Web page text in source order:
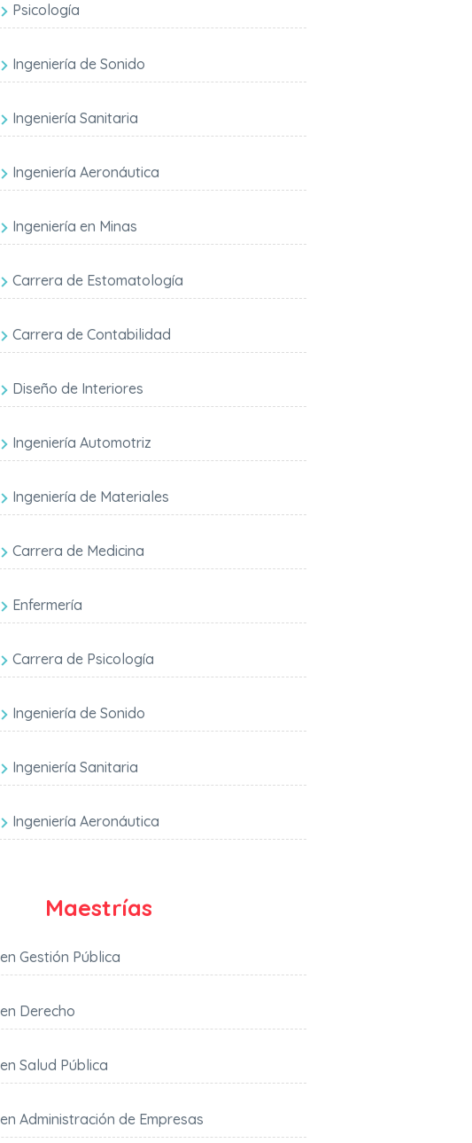
Psicología
Ingeniería de Sonido
Ingeniería Sanitaria
Ingeniería Aeronáutica
Ingeniería en Minas
Carrera de Estomatología
Carrera de Contabilidad
Diseño de Interiores
Ingeniería Automotriz
Ingeniería de Materiales
Carrera de Medicina
Enfermería
Carrera de Psicología
Ingeniería de Sonido
Ingeniería Sanitaria
Ingeniería Aeronáutica
Maestrías
Gestión Pública
Derecho
Salud Pública
Administración de Empresas